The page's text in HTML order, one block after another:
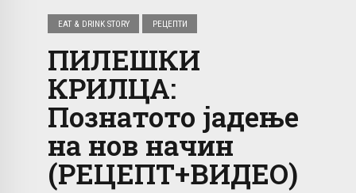
EAT & DRINK STORY РЕЦЕПТИ
ПИЛЕШКИ
КРИЛЦА:
Познатото јадење
на нов начин
(РЕЦЕПТ+ВИДЕО)